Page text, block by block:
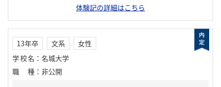
体験記の詳細はこちら
13年卒 文系
女性
学校名 ： 名城大学
職種 ： 非公開